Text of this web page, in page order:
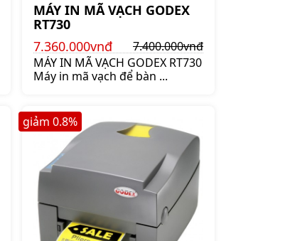
MÁY IN MÃ VẠCH GODEX
RT730
7.360.000vnđ
7.400.000vnđ
MÁY IN MÃ VẠCH GODEX RT730
Máy in mã vạch để bàn ...
giảm 0.8%